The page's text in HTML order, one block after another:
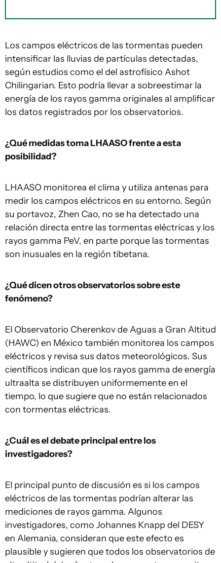
Los campos eléctricos de las tormentas pueden
intensificar las lluvias de partículas detectadas,
según estudios como el del astrofísico Ashot
Chilingarian. Esto podría llevar a sobreestimar la
energía de los rayos gamma originales al amplificar
los datos registrados por los observatorios.
¿Qué medidas toma LHAASO frente a esta
posibilidad?
LHAASO monitorea el clima y utiliza antenas para
medir los campos eléctricos en su entorno. Según
su portavoz, Zhen Cao, no se ha detectado una
relación directa entre las tormentas eléctricas y los
rayos gamma PeV, en parte porque las tormentas
son inusuales en la región tibetana.
¿Qué dicen otros observatorios sobre este
fenómeno?
El Observatorio Cherenkov de Aguas a Gran Altitud
(HAWC) en México también monitorea los campos
eléctricos y revisa sus datos meteorológicos. Sus
científicos indican que los rayos gamma de energía
ultraalta se distribuyen uniformemente en el
tiempo, lo que sugiere que no están relacionados
con tormentas eléctricas.
¿Cuál es el debate principal entre los
investigadores?
El principal punto de discusión es si los campos
eléctricos de las tormentas podrían alterar las
mediciones de rayos gamma. Algunos
investigadores, como Johannes Knapp del DESY
en Alemania, consideran que este efecto es
plausible y sugieren que todos los observatorios de